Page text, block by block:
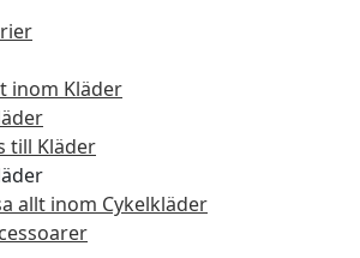
inom Kläder
till Kläder
allt inom Cykelkläder